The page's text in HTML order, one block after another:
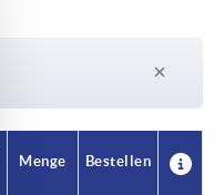
Menge Bestellen